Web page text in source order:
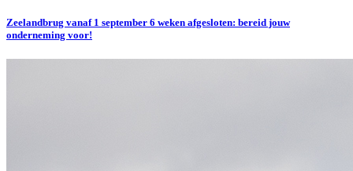
Zeelandbrug vanaf 1 september 6 weken afgesloten: bereid jouw
onderneming voor!